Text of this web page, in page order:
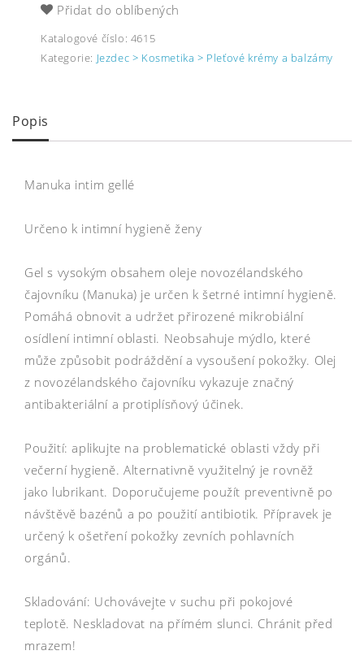
Přidat do oblíbených
Katalogové číslo: 4615
Kategorie: Jezdec > Kosmetika > Pleťové krémy a balzámy
Popis
Manuka intim gellé
Určeno k intimní hygieně ženy
Gel s vysokým obsahem oleje novozélandského
čajovníku (Manuka) je určen k šetrné intimní hygieně.
Pomáhá obnovit a udržet přirozené mikrobiální
osídlení intimní oblasti. Neobsahuje mýdlo, které
může způsobit podráždění a vysoušení pokožky. Olej
z novozélandského čajovníku vykazuje značný
antibakteriální a protiplísňový účinek.
Použití: aplikujte na problematické oblasti vždy při
večerní hygieně. Alternativně využitelný je rovněž
jako lubrikant. Doporučujeme použít preventivně po
návštěvě bazénů a po použití antibiotik. Přípravek je
určený k ošetření pokožky zevních pohlavních
orgánů.
Skladování: Uchovávejte v suchu při pokojové
teplotě. Neskladovat na přímém slunci. Chránit před
mrazem!